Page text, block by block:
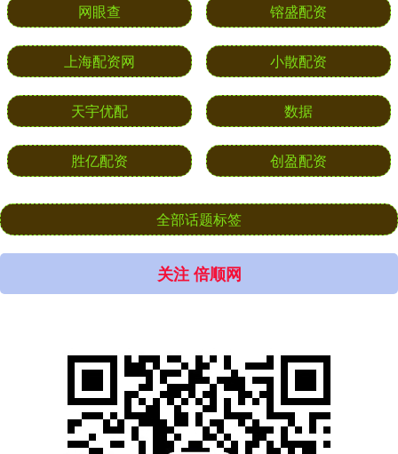
网眼查 镕盛配资
上海配资网 小散配资
天宇优配 数据
胜亿配资 创盈配资
全部话题标签
关注 倍顺网